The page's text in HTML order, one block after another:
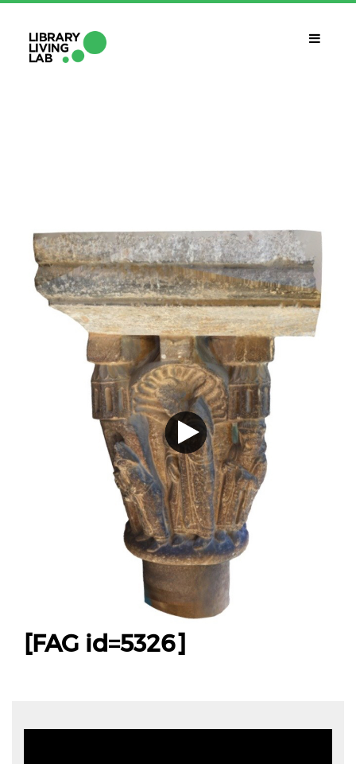
QUÈ NECESSITES?
Contacte
CALENDARI
CAT ESP ENG
[FAG id=5326]